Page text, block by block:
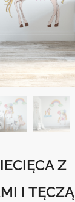
Z
I TĘCZĄ